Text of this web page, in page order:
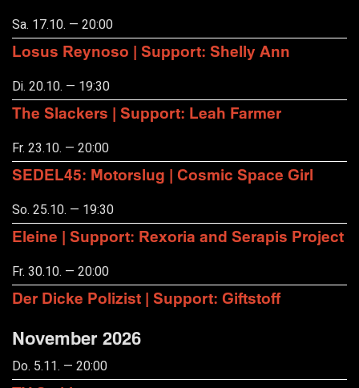
Sa. 17.10. — 20:00
Losus Reynoso | Support: Shelly Ann
Di. 20.10. — 19:30
The Slackers | Support: Leah Farmer
Fr. 23.10. — 20:00
SEDEL45: Motorslug | Cosmic Space Girl
So. 25.10. — 19:30
Eleine | Support: Rexoria and Serapis Project
Fr. 30.10. — 20:00
Der Dicke Polizist | Support: Giftstoff
November 2026
Do. 5.11. — 20:00